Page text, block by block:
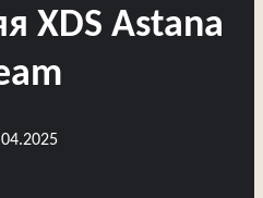
XDS Astana